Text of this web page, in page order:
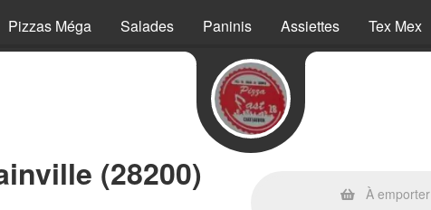
Pizzas Méga Salades Paninis Assiettes Tex Mex
(28200) À emporter